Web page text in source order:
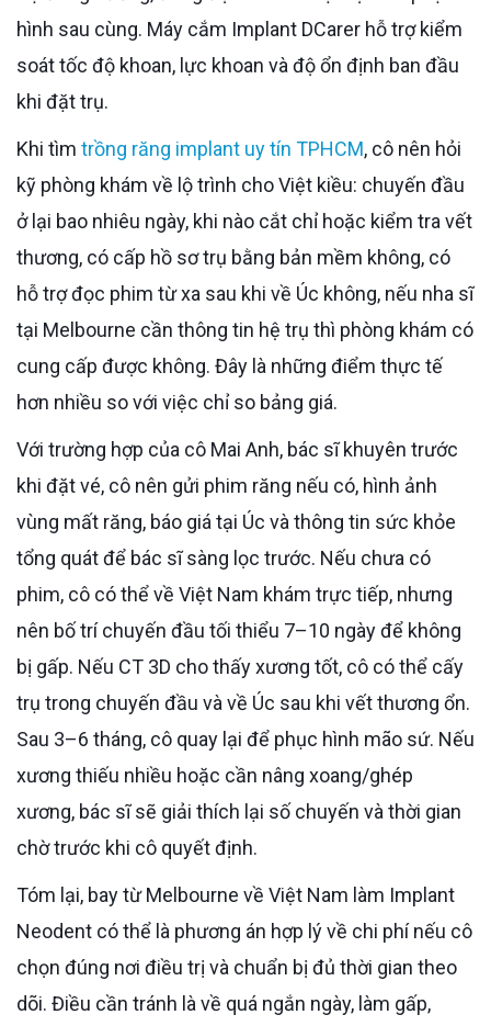
hình sau cùng. Máy cắm Implant DCarer hỗ trợ kiểm
soát tốc độ khoan, lực khoan và độ ổn định ban đầu
khi đặt trụ.
Khi tìm trồng răng implant uy tín TPHCM, cô nên hỏi
kỹ phòng khám về lộ trình cho Việt kiều: chuyến đầu
ở lại bao nhiêu ngày, khi nào cắt chỉ hoặc kiểm tra vết
thương, có cấp hồ sơ trụ bằng bản mềm không, có
hỗ trợ đọc phim từ xa sau khi về Úc không, nếu nha sĩ
tại Melbourne cần thông tin hệ trụ thì phòng khám có
cung cấp được không. Đây là những điểm thực tế
hơn nhiều so với việc chỉ so bảng giá.
Với trường hợp của cô Mai Anh, bác sĩ khuyên trước
khi đặt vé, cô nên gửi phim răng nếu có, hình ảnh
vùng mất răng, báo giá tại Úc và thông tin sức khỏe
tổng quát để bác sĩ sàng lọc trước. Nếu chưa có
phim, cô có thể về Việt Nam khám trực tiếp, nhưng
nên bố trí chuyến đầu tối thiểu 7–10 ngày để không
bị gấp. Nếu CT 3D cho thấy xương tốt, cô có thể cấy
trụ trong chuyến đầu và về Úc sau khi vết thương ổn.
Sau 3–6 tháng, cô quay lại để phục hình mão sứ. Nếu
xương thiếu nhiều hoặc cần nâng xoang/ghép
xương, bác sĩ sẽ giải thích lại số chuyến và thời gian
chờ trước khi cô quyết định.
Tóm lại, bay từ Melbourne về Việt Nam làm Implant
Neodent có thể là phương án hợp lý về chi phí nếu cô
chọn đúng nơi điều trị và chuẩn bị đủ thời gian theo
dõi. Điều cần tránh là về quá ngắn ngày, làm gấp,